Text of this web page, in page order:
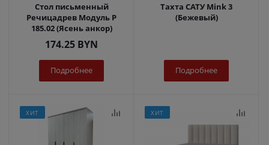
Стол письменный
Речицадрев Модуль Р
185.02 (Ясень анкор)
174.25 BYN
Подробнее
Тахта САТУ Mink 3
(Бежевый)
Подробнее
ХИТ ХИТ